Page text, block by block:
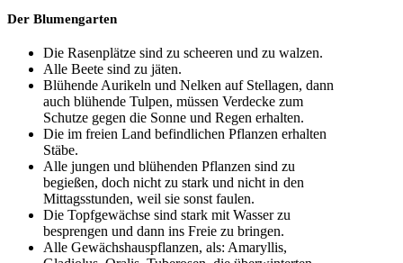
Der Blumengarten
Die Rasenplätze sind zu scheeren und zu walzen.
Alle Beete sind zu jäten.
Blühende Aurikeln und Nelken auf Stellagen, dann
auch blühende Tulpen, müssen Verdecke zum
Schutze gegen die Sonne und Regen erhalten.
Die im freien Land befindlichen Pflanzen erhalten
Stäbe.
Alle jungen und blühenden Pflanzen sind zu
begießen, doch nicht zu stark und nicht in den
Mittagsstunden, weil sie sonst faulen.
Die Topfgewächse sind stark mit Wasser zu
besprengen und dann ins Freie zu bringen.
Alle Gewächshauspflanzen, als: Amaryllis,